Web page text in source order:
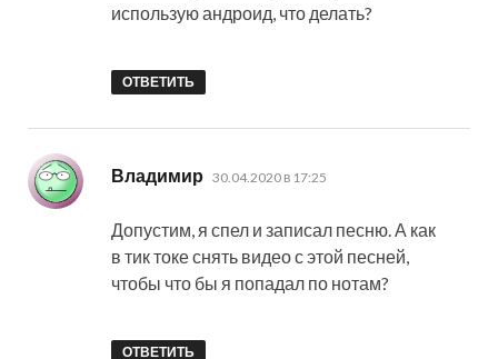
использую андроид, что делать?
ОТВЕТИТЬ
Владимир 30.04.2020 в 17:25
Допустим, я спел и записал песню. А как
в тик токе снять видео с этой песней,
чтобы что бы я попадал по нотам?
ОТВЕТИТЬ